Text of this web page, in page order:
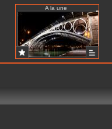
A la une